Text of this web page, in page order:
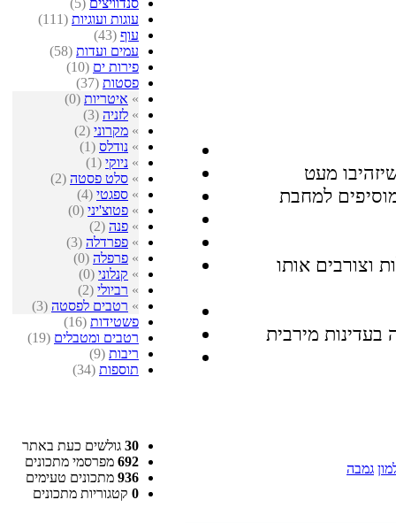
סנדוויצים (5)
עוגות ועוגיות (111)
עוף (43)
עמים ועדות (58)
פירות ים (10)
פסטות (37)
» איטריות (0)
» לזניה (3)
» מקרוני (2)
» נודלס (1)
» ניוקי (1)
» סלט פסטה (2)
» ספגטי (4)
» פטוצ'יני (0)
» פנה (2)
» פפרדלה (3)
» פרפלה (0)
» קנלוני (0)
» רביולי (2)
» רטבים לפסטה (3)
פשטידות (16)
רטבים ומטבלים (19)
ריבות (9)
תוספות (34)
30 גולשים כעת באתר
692 מפרסמי מתכונים
936 מתכונים טעימים
0 קטגוריות מתכונים
וצורבים אותו
גמבה